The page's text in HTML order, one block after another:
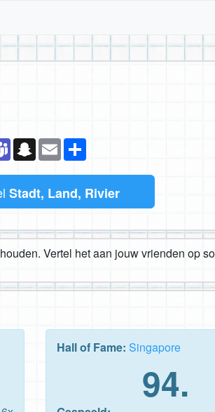
TeamsSnapchat
Email
Stadt, Land, Rivier
Vertel het aan jouw vrienden op
Hall of Fame: Singapore
94.